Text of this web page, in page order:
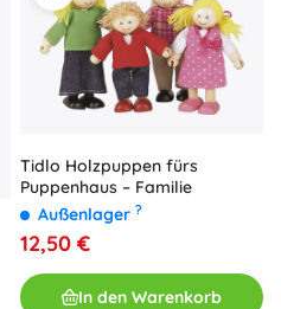
Tidlo Holzpuppen fürs
Puppenhaus – Familie
Außenlager ?
12,50 €
In den Warenkorb